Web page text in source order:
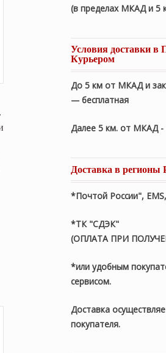
(в пределах МКАД и
Условия доставки в
Курьером
До 5 км от МКАД и
— бесплатная
Далее 5 км. от МКАД -
Доставка в регионы
*Почтой России", EMS,
*ТК "СДЭК"
(ОПЛАТА ПРИ
*или удобным
сервисом.
Доставка
покупателя.